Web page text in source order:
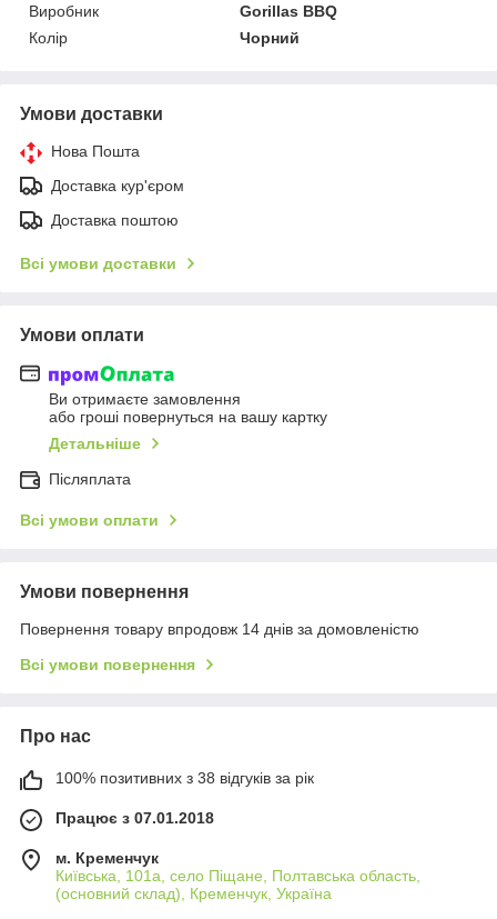
Виробник
Gorillas BBQ
Колір
Чорний
Умови доставки
Нова Пошта
Доставка кур'єром
Доставка поштою
Всі умови доставки
Умови оплати
Ви отримаєте замовлення
або гроші повернуться на вашу картку
Детальніше
Післяплата
Всі умови оплати
Умови повернення
Повернення товару впродовж 14 днів за домовленістю
Всі умови повернення
Про нас
100% позитивних з 38 відгуків за рік
Працює з 07.01.2018
м. Кременчук
Київська, 101а, село Піщане, Полтавська область,
(основний склад), Кременчук, Україна